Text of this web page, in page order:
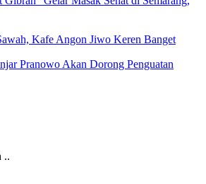
Kafe Angon Jiwo Keren Banget
Pranowo Akan Dorong Penguatan
..